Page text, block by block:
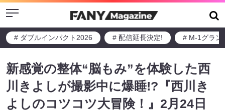
Menu
# ダブルインパクト2026 # 配信延長決定! # M-1グラン
新感覚の整体“脳もみ”を体験した西
川きよしが撮影中に爆睡!?『西川き
よしのコツコツ大冒険！』2月24日